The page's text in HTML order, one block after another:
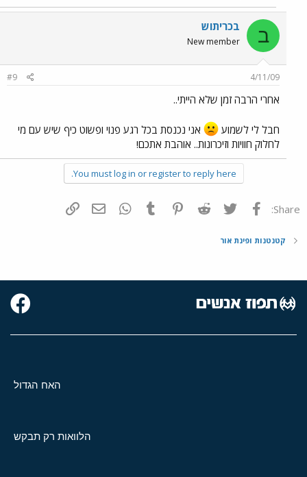
ב בכריתוש
New member
4/11/09
#9
אחרי הרבה זמן שלא הייתי..
חבל לי לשמוע
אני נכנסת בכל רגע פנוי ופשוט כיף שיש עם מי
לחלוק חוויות וזיכרונות.. אוהבת אתכם!
You must log in or register to reply here.
Share: פייסבוק Twitter
Reddit
Pinterest
Tumblr
WhatsAppדואר אלקטרוני
קטנטנות ופינת אור
האח הגדול
הלוואות רק תבקש